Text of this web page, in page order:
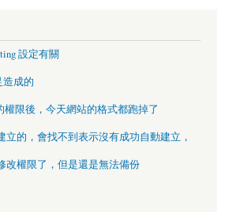
設定有關
造成的
權限後，今天網站的格式都跑掉了
立的，會找不到表示沒有成功自動建立，
改權限了，但是還是無法備份